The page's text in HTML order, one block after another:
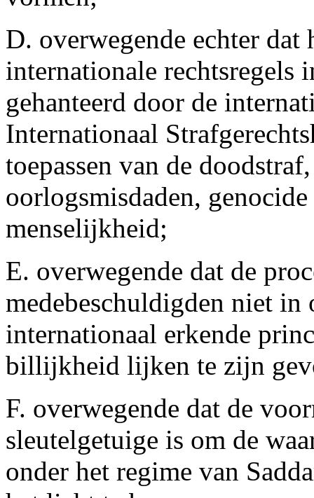
D. overwegende echter dat
internationale rechtsregels
gehanteerd door de
Internationaal
toepassen van de
oorlogsmisdaden,
menselijkheid;
E. overwegende dat de
medebeschuldigden niet in
internationaal erkende
billijkheid lijken te zijn
F. overwegende dat de
sleutelgetuige is om de
onder het regime van